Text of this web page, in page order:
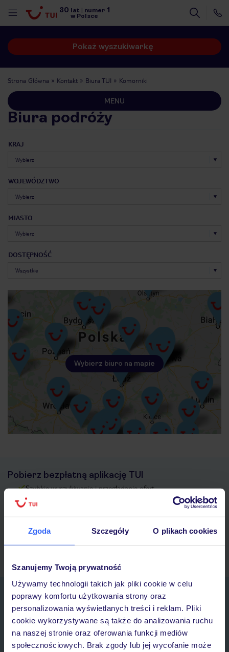
Zgoda Szczegóły O plikach cookies
Szanujemy Twoją prywatność
Używamy technologii takich jak pliki cookie w celu
poprawy komfortu użytkowania strony oraz
personalizowania wyświetlanych treści i reklam. Pliki
cookie wykorzystywane są także do analizowania ruchu
na naszej stronie oraz oferowania funkcji mediów
społecznościowych. Brak zgody lub jej wycofanie może
30 lat numer 1
w Polsce
Pokaż wyszukiwarkę
Strona Główna Kontakt Biura TUI Komorniki
MENU
Biura podróży
KRAJ
WOJEWÓDZTWO
MIASTO
DOSTĘPNOŚĆ
Wybierz biuro na mapie
Pobierz bezpłatną aplikację TUI
Szybkie wyszukiwanie i przeglądanie ofert
Lista ulubionych ofert i możliwość ich udostępniania
myTUI
Zapisz się do newslettera
IMIĘ*
E-MAIL*